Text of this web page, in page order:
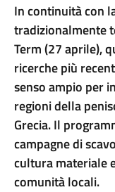
In continuità con
tradizionalmente
Term (27 aprile),
ricerche più
senso ampio per
regioni della
Grecia. Il
campagne di
cultura materiale
comunità locali.